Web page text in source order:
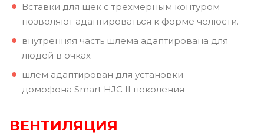
Вставки для щек с трехмерным контуром
позволяют адаптироваться к форме челюсти.
внутренняя часть шлема адаптирована для
людей в очках
шлем адаптирован для установки
домофона Smart HJC II поколения
ВЕНТИЛЯЦИЯ